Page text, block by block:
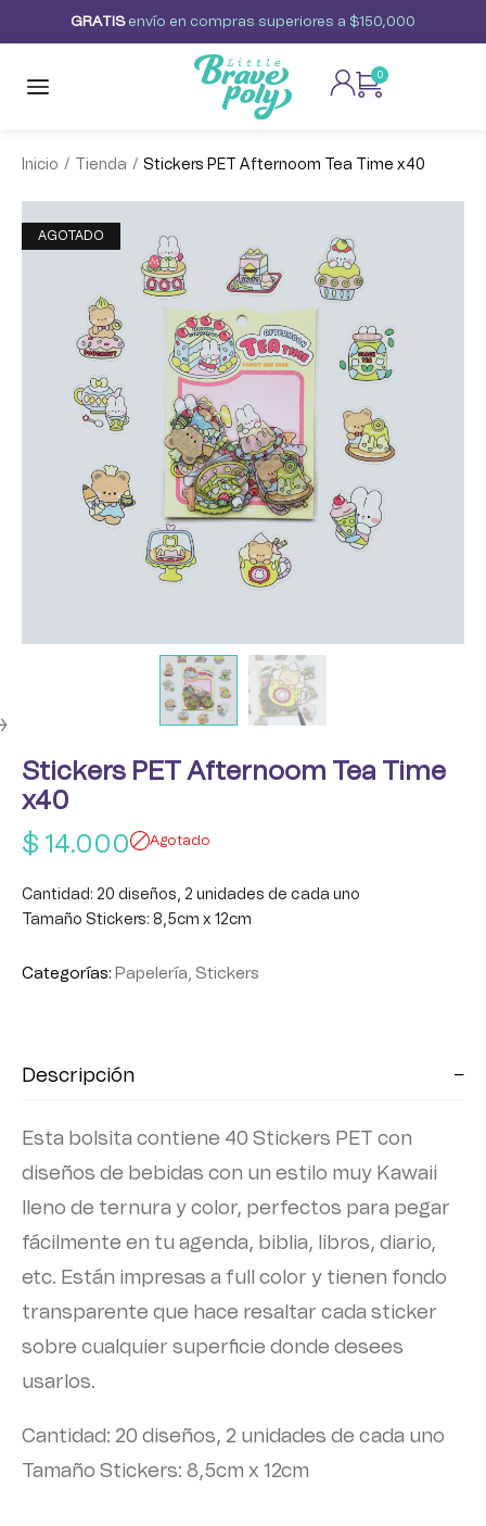
GRAT S envío en compras superiores a $150,000
0
Inicio / Tienda / Stickers PET Afternoom Tea Time x40
AGOTADO
Stickers PET Afternoom Tea Time
x40
$ 14.000 Agotado
Cantidad: 20 diseños, 2 unidades de cada uno
Tamaño Stickers: 8,5cm x 12cm
Categorías: Papelería Stickers
Descripción
Esta bolsita contiene 40 Stickers PET con
diseños de bebidas con un estilo muy Kawaii
lleno de ternura y color, perfectos para pegar
fácilmente en tu agenda, biblia, libros, diario,
etc. Están impresas a full color y tienen fondo
transparente que hace resaltar cada sticker
sobre cualquier superficie donde desees
usarlos.
Cantidad: 20 diseños, 2 unidades de cada uno
Tamaño Stickers: 8,5cm x 12cm